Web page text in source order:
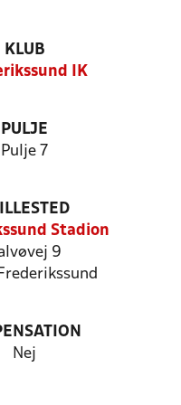
KLUB
IK
PULJE
Pulje 7
Stadion
9
Nej